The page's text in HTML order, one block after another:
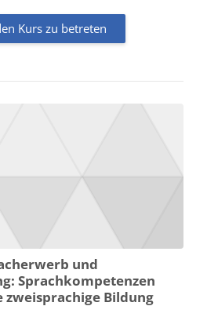
Kurs zu betreten
und
Sprachkompetenzen
zweisprachige Bildung